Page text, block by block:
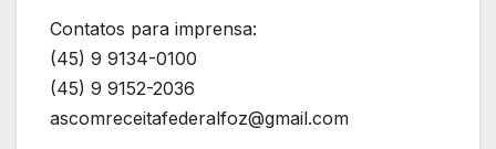
Contatos para imprensa:
(45) 9 9134-0100
(45) 9 9152-2036
ascomreceitafederalfoz@gmail.com